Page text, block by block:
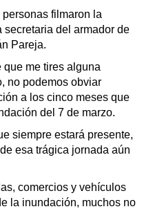
filmaron la
secretaria del armador de
Pareja.
que me tires alguna
no podemos obviar
a los cinco meses que
del 7 de marzo.
siempre estará presente,
esa trágica jornada aún
comercios y vehículos
la inundación, muchos no